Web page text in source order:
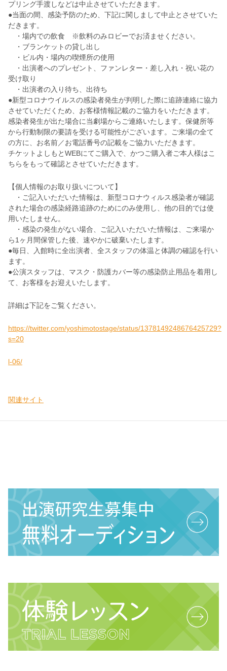
プリング手渡しなどは中止させていただきます。
●当面の間、感染予防のため、下記に関しまして中止とさせていた
だきます。
・場内での飲食 ※飲料のみロビーでお済ませください。
・ブランケットの貸し出し
・ビル内・場内の喫煙所の使用
・出演者へのプレゼント、ファンレター・差し入れ・祝い花の
受け取り
・出演者の入り待ち、出待ち
●新型コロナウイルスの感染者発生が判明した際に追跡連絡に協力
させていただくため、お客様情報記載のご協力をいただきます。
感染者発生が出た場合に当劇場からご連絡いたします。保健所等
から行動制限の要請を受ける可能性がございます。ご来場の全て
の方に、お名前／お電話番号の記載をご協力いただきます。
チケットよしもとWEBにてご購入で、かつご購入者ご本人様はこ
ちらをもって確認とさせていただきます。
【個人情報のお取り扱いについて】
・ご記入いただいた情報は、新型コロナウィルス感染者が確認
された場合の感染経路追跡のためにのみ使用し、他の目的では使
用いたしません。
・感染の発生がない場合、ご記入いただいた情報は、ご来場か
ら1ヶ月間保管した後、速やかに破棄いたします。
●毎日、入館時に全出演者、全スタッフの体温と体調の確認を行い
ます。
●公演スタッフは、マスク・防護カバー等の感染防止用品を着用し
て、お客様をお迎えいたします。
詳細は下記をご覧ください。
https://twitter.com/yoshimotostage/status/1378149248676425729?
s=20
l-06/
関連サイト